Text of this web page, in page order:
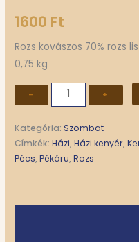
1600 Ft
Rozs kovászos 70% rozs
0,75 kg
- +
Kategória:Szombat
Címkék:Házi,Házi kenyér,
Pécs,Pékáru,Rozs